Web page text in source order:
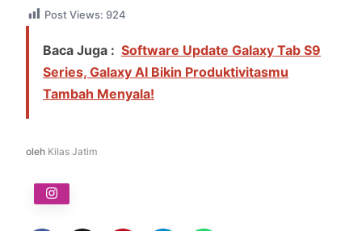
Post Views: 924
Baca Juga : Software Update Galaxy Tab S9
Series, Galaxy AI Bikin Produktivitasmu
Tambah Menyala!
oleh Kilas Jatim